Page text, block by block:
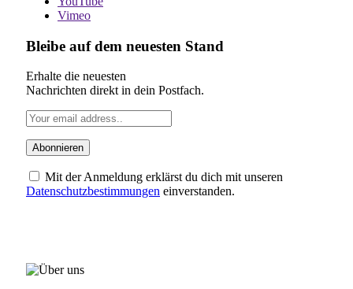
Vimeo
Bleibe auf dem neuesten Stand
Erhalte die neuesten
Nachrichten direkt in dein Postfach.
Mit der Anmeldung erklärst du dich mit unseren
Datenschutzbestimmungen einverstanden.